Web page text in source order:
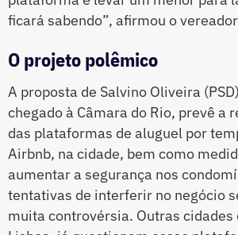
ficará sabendo”, afirmou o
O projeto polêmico
A proposta de Salvino Oliveira
chegado à Câmara do Rio, prevê a
das plataformas de aluguel por
Airbnb, na cidade, bem como
aumentar a segurança nos
tentativas de interferir no negócio
muita controvérsia. Outras cidades